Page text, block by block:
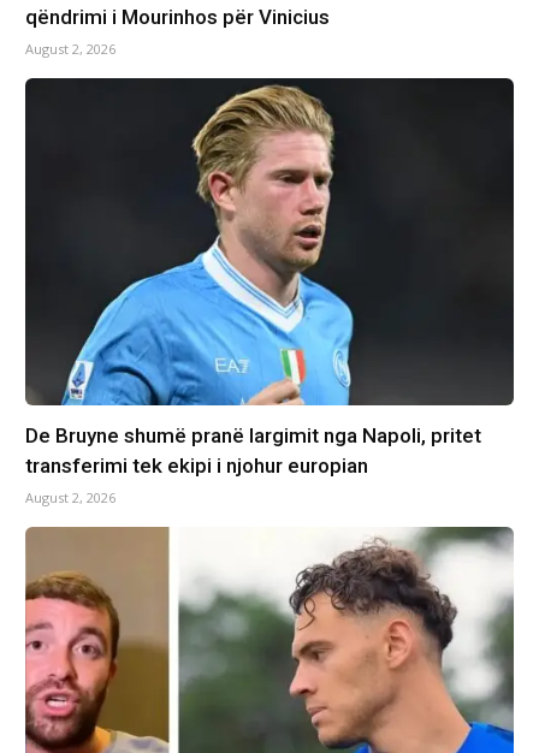
qëndrimi i Mourinhos për Vinicius
August 2, 2026
De Bruyne shumë pranë largimit nga Napoli, pritet
transferimi tek ekipi i njohur europian
August 2, 2026